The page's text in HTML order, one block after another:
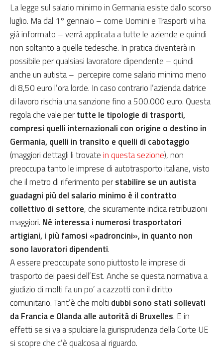
La legge sul salario minimo in Germania esiste dallo scorso
luglio. Ma dal 1° gennaio – come Uomini e Trasporti vi ha
già informato – verrà applicata a tutte le aziende e quindi
non soltanto a quelle tedesche. In pratica diventerà in
possibile per qualsiasi lavoratore dipendente – quindi
anche un autista – percepire come salario minimo meno
di 8,50 euro l’ora lorde. In caso contrario l’azienda datrice
di lavoro rischia una sanzione fino a 500.000 euro. Questa
regola che vale pertutte le tipologie di trasporti,
compresi quelli internazionali con origine o destino in
Germania, quelli in transito e quelli di cabotaggio
(maggiori dettagli li trovatein questa sezione), non
preoccupa tanto le imprese di autotrasporto italiane, visto
che il metro di riferimento perstabilire se un autista
guadagni più del salario minimo è il contratto
collettivo di settore, che sicuramente indica retribuzioni
maggiori. Né interessa i numerosi trasportatori
artigiani, i più famosi «padroncini», in quanto non
sono lavoratori dipendenti.
A essere preoccupate sono piuttosto le imprese di
trasporto dei paesi dell’Est. Anche se questa normativa a
giudizio di molti fa un po’ a cazzotti con il diritto
comunitario. Tant’è che molti dubbi sono stati sollevati
da Francia e Olanda alle autorità di Bruxelles. E in
effetti se si va a spulciare la giurisprudenza della Corte UE
si scopre che c’è qualcosa al riguardo.